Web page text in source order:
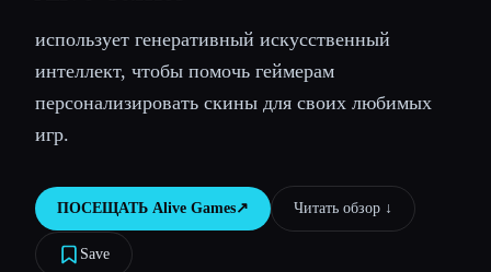
🎓Студенты 🎬Креаторы
Сравнить инструменты
использует генеративный искусственный
интеллект, чтобы помочь геймерам
персонализировать скины для своих любимых
игр.
ПОСЕЩАТЬ Alive Games↗︎ Читать обзор ↓︎
Save